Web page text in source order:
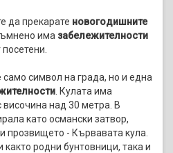
да прекарате новогодишните
има забележителности
само символ на града, но и една
. Кулата има
над 30 метра. В
като османски затвор,
прозвището - Кървавата кула.
родни бунтовници, така и